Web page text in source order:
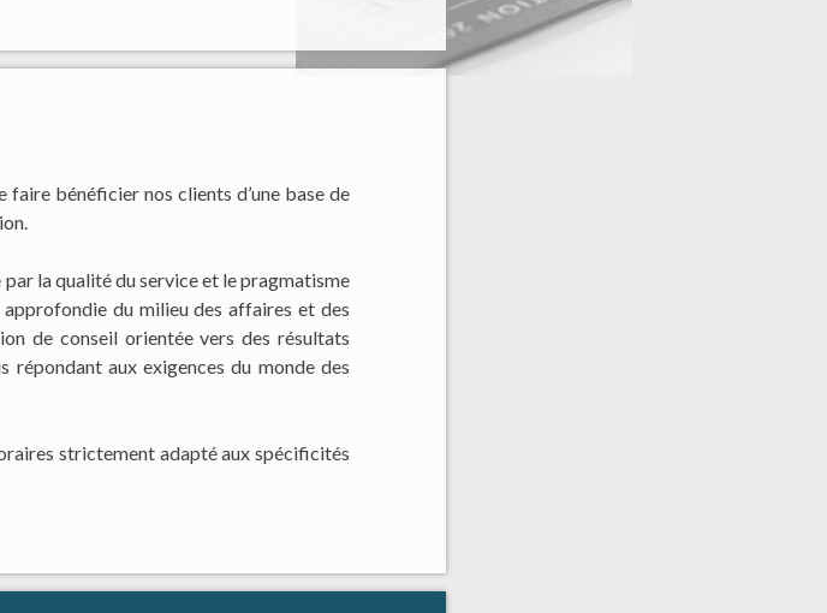
faire bénéficier nos clients d’une base de
la qualité du service et le pragmatisme
approfondie du milieu des affaires et des
de conseil orientée vers des résultats
répondant aux exigences du monde des
strictement adapté aux spécificités